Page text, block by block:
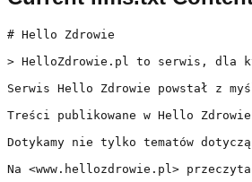
# Hello Zdrowie
> HelloZdrowie.pl to serwis, dla
Serwis Hello Zdrowie powstał z
Treści publikowane w Hello
Dotykamy nie tylko tematów
Na <www.hellozdrowie.pl>